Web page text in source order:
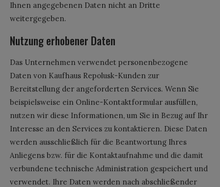
Ihnen angegebenen Daten nicht an Dritte
weitergegeben.
Nutzung erhobener Daten
Das Unternehmen verwendet personenbezogene
Daten von Kaufhaus Repolusk-Kunden zur
Bereitstellung der angeforderten Services. Wenn Sie
beispielsweise ein Online-Kontaktformular ausfüllen,
nutzen wir diese Informationen, um Sie in Bezug auf Ihr
Interesse an den Services zu kontaktieren. Diese Daten
werden ausschließlich für die Beantwortung Ihres
Anliegens bzw. für die Kontaktaufnahme und die damit
verbundene technische Administration gespeichert und
verwendet. Ihre Daten werden nach abschließender